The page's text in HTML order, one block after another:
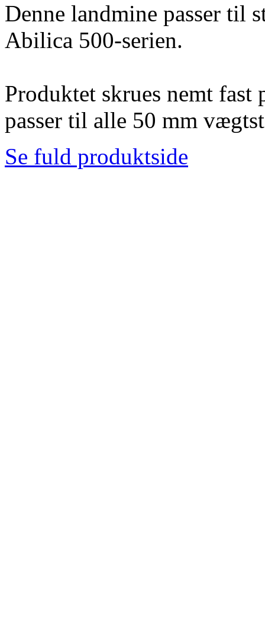
Denne landmine passer til
Abilica 500-serien.
Produktet skrues nemt
passer til alle 50 mm
Se fuld produktside